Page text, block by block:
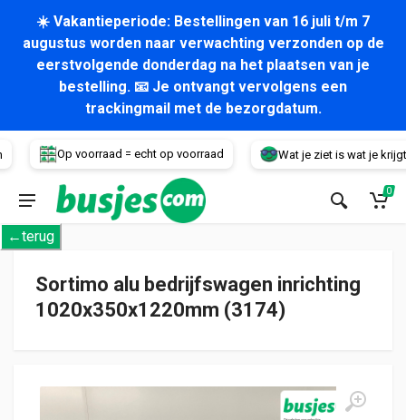
☀️ Vakantieperiode: Bestellingen van 16 juli t/m 7
augustus worden naar verwachting verzonden op de
eerstvolgende donderdag na het plaatsen van je
bestelling. 📧 Je ontvangt vervolgens een
trackingmail met de bezorgdatum.
Op voorraad = echt op voorraad Wat je ziet is wat je krijgt!
Voertuig
0
←terug
Sortimo alu bedrijfswagen inrichting
1020x350x1220mm (3174)